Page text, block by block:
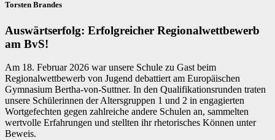
Torsten Brandes
Auswärtserfolg: Erfolgreicher Regionalwettbewerb
am BvS!
Am 18. Februar 2026 war unsere Schule zu Gast beim
Regionalwettbewerb von Jugend debattiert am Europäischen
Gymnasium Bertha-von-Suttner. In den Qualifikationsrunden traten
unsere Schülerinnen der Altersgruppen 1 und 2 in engagierten
Wortgefechten gegen zahlreiche andere Schulen an, sammelten
wertvolle Erfahrungen und stellten ihr rhetorisches Können unter
Beweis.